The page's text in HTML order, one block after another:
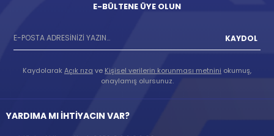
E-BÜLTENE ÜYE OLUN
KAYDOL
KaydolarakAçık rıza ve Kişisel verilerin korunması metnini okumuş,
onaylamış olursunuz.
YARDIMA MI İHTİYACIN VAR?